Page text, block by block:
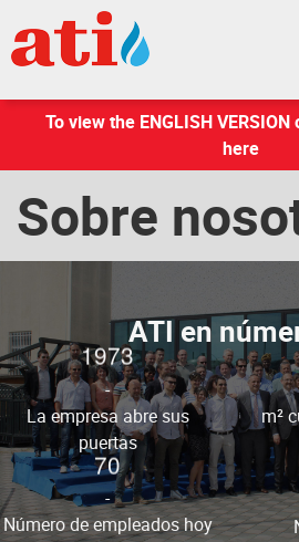
To view the ENGLISH
here
Sobre
ATI en
1973
-
La empresa abre sus
puertas
m²
70
-
Número de empleados hoy